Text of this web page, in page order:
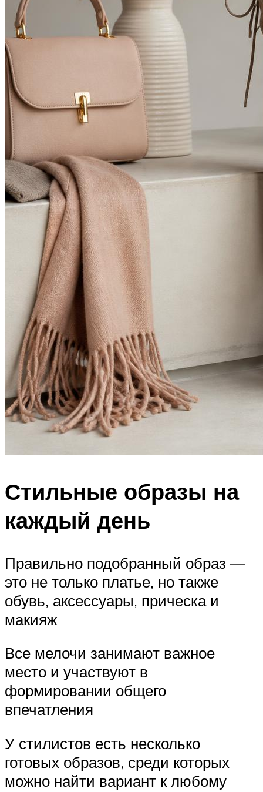
Стильные образы на
каждый день
Правильно подобранный образ —
это не только платье, но также
обувь, аксессуары, прическа и
макияж
Все мелочи занимают важное
место и участвуют в
формировании общего
впечатления
У стилистов есть несколько
готовых образов, среди которых
можно найти вариант к любому